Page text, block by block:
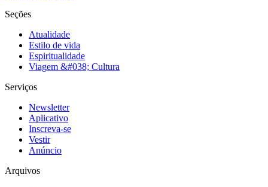
Seções
Atualidade
Estilo de vida
Espiritualidade
Viagem &#038; Cultura
Serviços
Newsletter
Aplicativo
Inscreva-se
Vestir
Anúncio
Arquivos